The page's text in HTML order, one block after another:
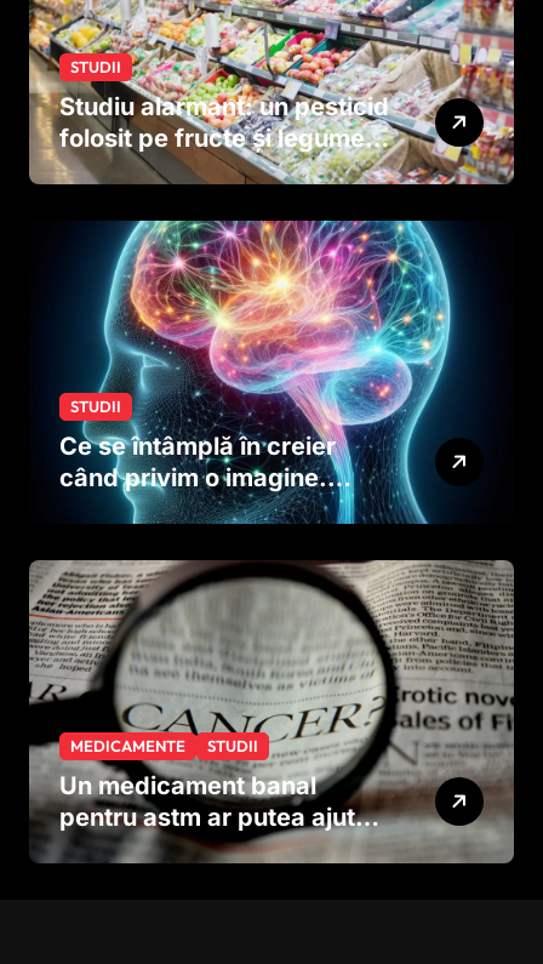
STUDII
Studiu alarmant: un pesticid
folosit pe fructe și legume
ar putea afecta dezvoltarea
dinainte de naștere
STUDII
Ce se întâmplă în creier
când privim o imagine.
Studiul care explică rolul
MEDICAMENTE STUDII
Un medicament banal
pentru astm ar putea ajuta
în lupta împotriva